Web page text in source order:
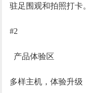
驻足围观和拍照打卡。
#2
产品体验区
多样主机，体验升级